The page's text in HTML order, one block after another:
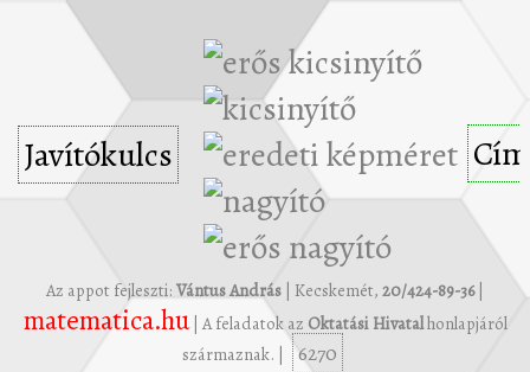
Javítókulcs
Az appot fejleszti: Vántus András | Kecskemét, 20/424-89-36|
matematica.hu| A feladatok az Oktatási Hivatalhonlapjáról
származnak. |
6270